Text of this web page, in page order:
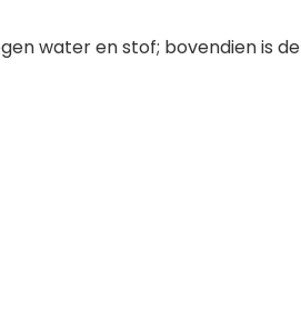
water en stof; bovendien is de